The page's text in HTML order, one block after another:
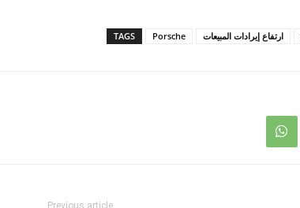
TAGS Porsche ارتفاع إيرادات المبيعات
Previous article